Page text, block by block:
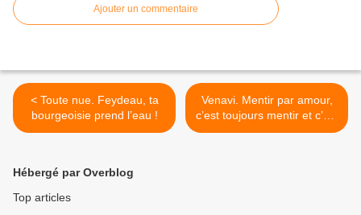
Ajouter un commentaire
< Toute nue. Feydeau, ta
bourgeoisie prend l’eau !
Venavi. Mentir par amour,
c’est toujours mentir et c’est
oblitérant. >
Hébergé par Overblog
Top articles